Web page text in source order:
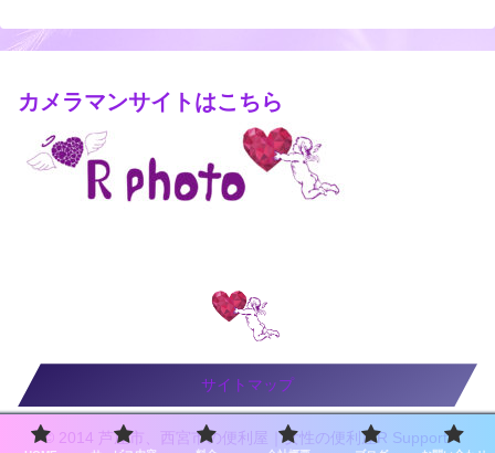
カメラマンサイトはこちら
サイトマップ
© 2014 芦屋市、西宮市の便利屋｜女性の便利屋R Support.